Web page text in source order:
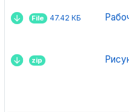
File 47.42 КБ
zip